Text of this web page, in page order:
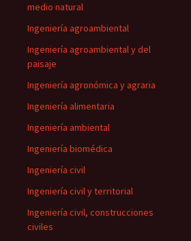
medio natural
Ingeniería agroambiental
Ingeniería agroambiental y del
paisaje
Ingeniería agronómica y agraria
Ingeniería alimentaria
Ingeniería ambiental
Ingeniería biomédica
Ingeniería civil
Ingeniería civil y territorial
Ingeniería civil, construcciones
civiles